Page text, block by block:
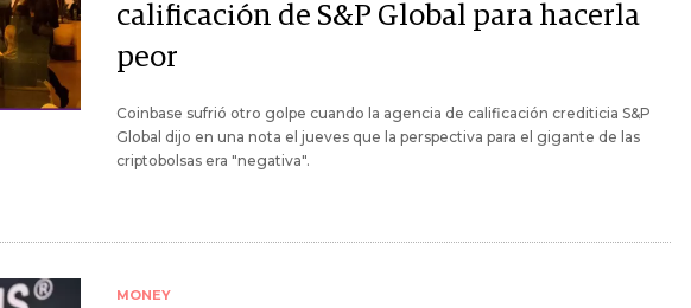
calificación de S&P Global para hacerla
peor
Coinbase sufrió otro golpe cuando la agencia de calificación crediticia S&P
Global dijo en una nota el jueves que la perspectiva para el gigante de las
criptobolsas era "negativa".
MONEY